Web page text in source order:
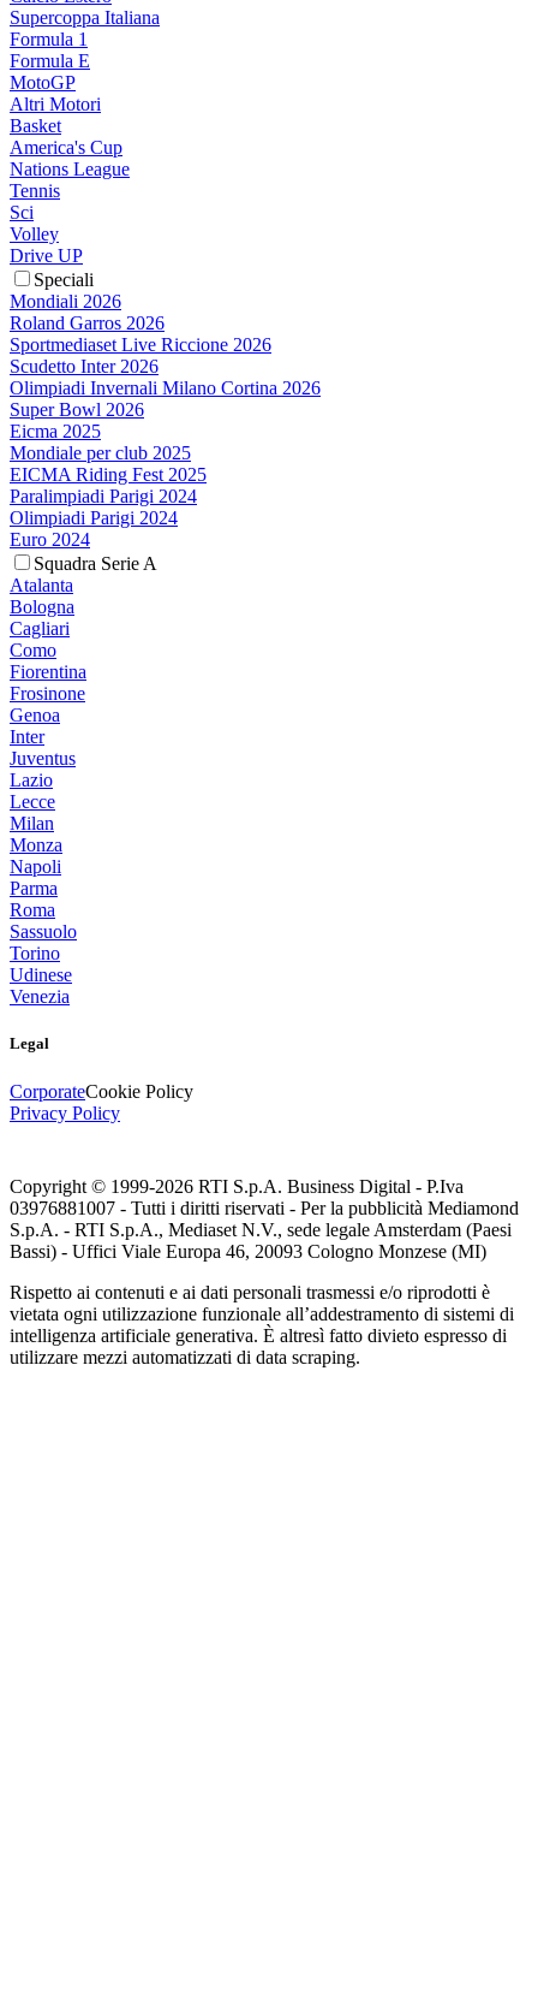
Supercoppa Italiana
Formula 1
Formula E
MotoGP
Altri Motori
Basket
America's Cup
Nations League
Tennis
Sci
Volley
Drive UP
Speciali
Mondiali 2026
Roland Garros 2026
Sportmediaset Live Riccione 2026
Scudetto Inter 2026
Olimpiadi Invernali Milano Cortina 2026
Super Bowl 2026
Eicma 2025
Mondiale per club 2025
EICMA Riding Fest 2025
Paralimpiadi Parigi 2024
Olimpiadi Parigi 2024
Euro 2024
Squadra Serie A
Atalanta
Bologna
Cagliari
Como
Fiorentina
Frosinone
Genoa
Inter
Juventus
Lazio
Lecce
Milan
Monza
Napoli
Parma
Roma
Sassuolo
Torino
Udinese
Venezia
Legal
CorporateCookie Policy
Privacy Policy
Copyright © 1999-2026 RTI S.p.A. Business Digital - P.Iva
03976881007 - Tutti i diritti riservati - Per la pubblicità Mediamond
S.p.A. - RTI S.p.A., Mediaset N.V., sede legale Amsterdam (Paesi
Bassi) - Uffici Viale Europa 46, 20093 Cologno Monzese (MI)
Rispetto ai contenuti e ai dati personali trasmessi e/o riprodotti è
vietata ogni utilizzazione funzionale all’addestramento di sistemi di
intelligenza artificiale generativa. È altresì fatto divieto espresso di
utilizzare mezzi automatizzati di data scraping.